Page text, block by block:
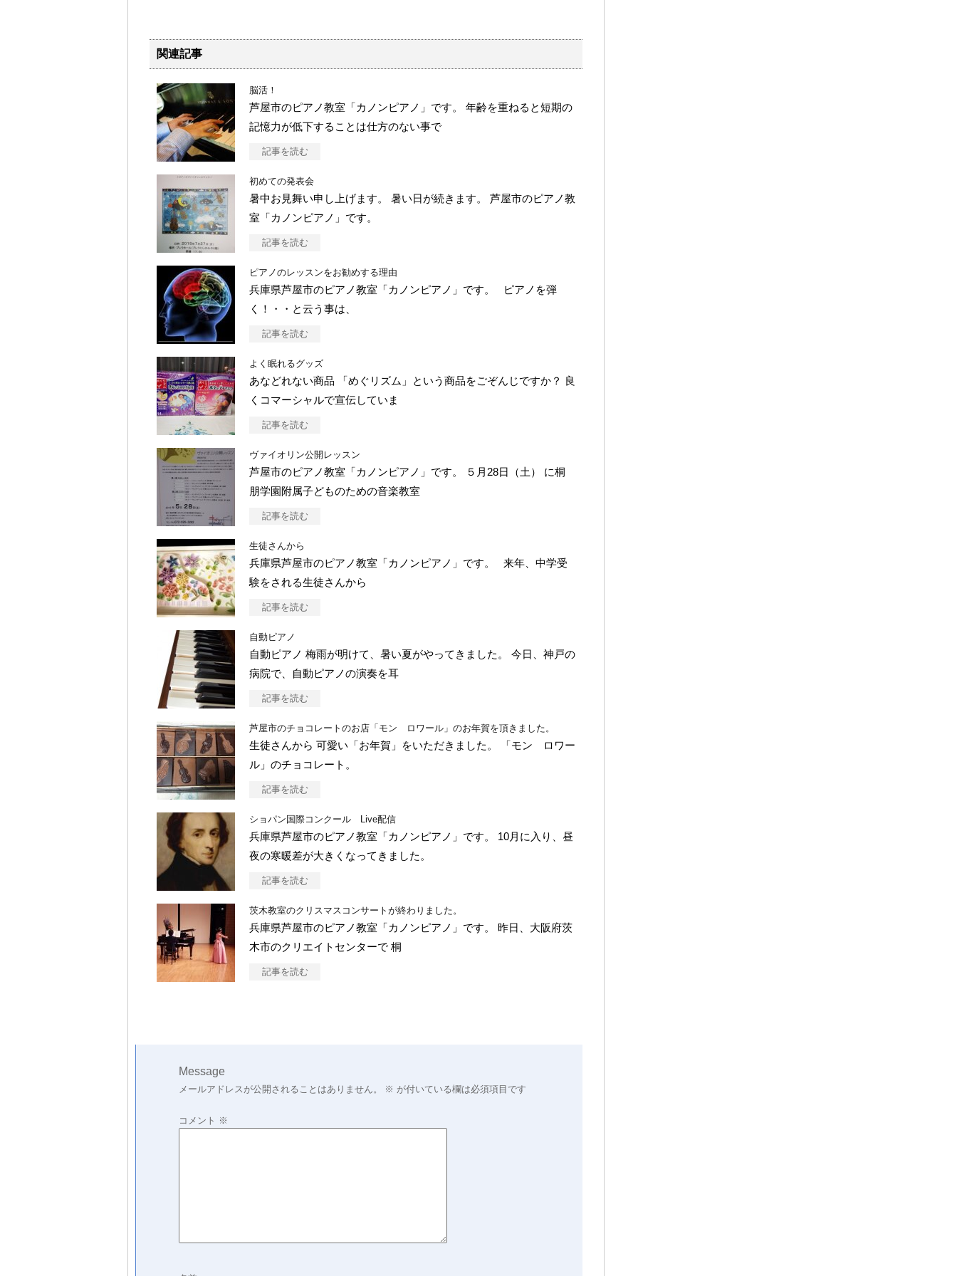
関連記事
脳活！
芦屋市のピアノ教室「カノンピアノ」です。 年齢を重ねると短期の
記憶力が低下することは仕方のない事で
記事を読む
初めての発表会
暑中お見舞い申し上げます。 暑い日が続きます。 芦屋市のピアノ教
室「カノンピアノ」です。
記事を読む
ピアノのレッスンをお勧めする理由
兵庫県芦屋市のピアノ教室「カノンピアノ」です。 ピアノを弾
く！・・と云う事は、
記事を読む
よく眠れるグッズ
あなどれない商品 「めぐリズム」という商品をごぞんじですか？ 良
くコマーシャルで宣伝していま
記事を読む
ヴァイオリン公開レッスン
芦屋市のピアノ教室「カノンピアノ」です。 ５月28日（土） に桐
朋学園附属子どものための音楽教室
記事を読む
生徒さんから
兵庫県芦屋市のピアノ教室「カノンピアノ」です。 来年、中学受
験をされる生徒さんから
記事を読む
自動ピアノ
自動ピアノ 梅雨が明けて、暑い夏がやってきました。 今日、神戸の
病院で、自動ピアノの演奏を耳
記事を読む
芦屋市のチョコレートのお店「モン ロワール」のお年賀を頂きました。
生徒さんから 可愛い「お年賀」をいただきました。 「モン ロワー
ル」のチョコレート。
記事を読む
ショパン国際コンクール Live配信
兵庫県芦屋市のピアノ教室「カノンピアノ」です。 10月に入り、昼
夜の寒暖差が大きくなってきました。
記事を読む
茨木教室のクリスマスコンサートが終わりました。
兵庫県芦屋市のピアノ教室「カノンピアノ」です。 昨日、大阪府茨
木市のクリエイトセンターで 桐
記事を読む
Message
メールアドレスが公開されることはありません。 ※ が付いている欄は必須項目です
コメント ※